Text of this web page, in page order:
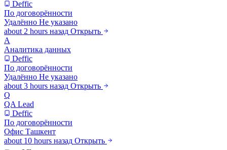
Deffic
По договорённости
Удалённо Не указано
about 2 hours назад Открыть
А
Аналитика данных
Deffic
По договорённости
Удалённо Не указано
about 3 hours назад Открыть
Q
QA Lead
Deffic
По договорённости
Офис Ташкент
about 10 hours назад Открыть